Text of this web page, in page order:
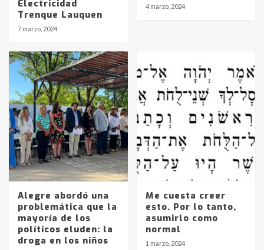
Electricidad
Trenque Lauquen
7 marzo, 2024
4 marzo, 2024
Alegre abordó una
problemática que la
mayoría de los
políticos eluden: la
droga en los niños
Me cuesta creer
esto. Por lo tanto,
asumirlo como
normal
1 marzo, 2024
Identidad de los adolescentes
pampeanos que fueron
4
Accidente en Ruta 5: falleció un
joven de Trenque Lauquen
5
Los precios de los combustibles en
La Pampa, desde YPF hasta Axion
entre 857 a 1338 pesos
6
La Bolsa de Cereales de Bahía
Blanca anticipa que Agosto vendrá
con lluvias y heladas, en gran parte
de la provincia